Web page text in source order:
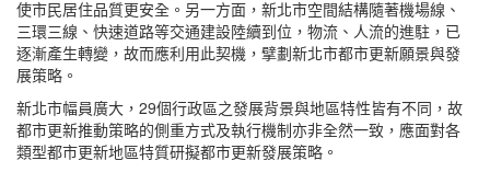
使市民居住品質更安全。另一方面，新北市空間結構隨著機場線、
三環三線、快速道路等交通建設陸續到位，物流、人流的進駐，已
逐漸產生轉變，故而應利用此契機，擘劃新北市都市更新願景與發
展策略。
新北市幅員廣大，29個行政區之發展背景與地區特性皆有不同，故
都市更新推動策略的側重方式及執行機制亦非全然一致，應面對各
類型都市更新地區特質研擬都市更新發展策略。